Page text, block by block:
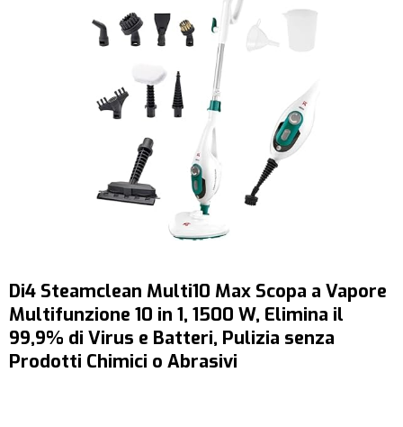
Di4 Steamclean Multi10 Max Scopa a Vapore
Multifunzione 10 in 1, 1500 W, Elimina il
99,9% di Virus e Batteri, Pulizia senza
Prodotti Chimici o Abrasivi